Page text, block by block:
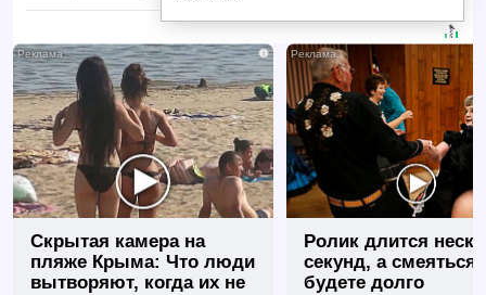
i
Скрытая камера на
пляже Крыма: Что люди
вытворяют, когда их не
Ролик длится
секунд, а смеяться
будете долго